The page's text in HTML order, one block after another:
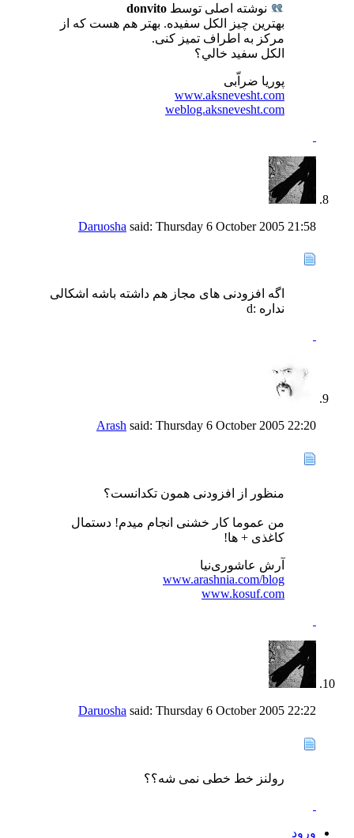
نوشته اصلی توسط donvito
بهترین چیز الکل سفیده. بهتر هم هست که از
مرکز به اطراف تمیز کنی.
الكل سفيد خالي؟
پوریا ضراّبی
www.aksnevesht.com
weblog.aksnevesht.com
Daruosha said: Thursday 6 October 2005 21:58
اگه افزودنی های مجاز هم داشته باشه اشکالی
نداره :d
Arash said: Thursday 6 October 2005 22:20
منظور از افزودنی همون تکدانست؟
من عموما کار خشنی انجام میدم! دستمال
کاغذی + ها!
آرش عاشوری‌نیا
www.arashnia.com/blog
www.kosuf.com
Daruosha said: Thursday 6 October 2005 22:22
رولنز خط خطی نمی شه؟؟
ورود